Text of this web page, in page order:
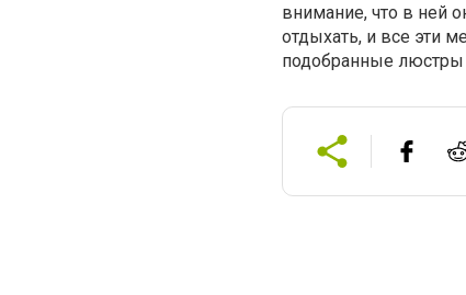
внимание, что в ней
отдыхать, и все эти
подобранные люстры